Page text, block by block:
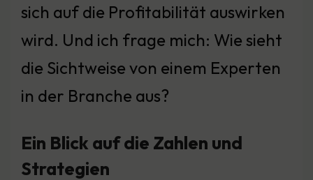
sich auf die Profitabilität auswirken
wird. Und ich frage mich: Wie sieht
die Sichtweise von einem Experten
in der Branche aus?
Ein Blick auf die Zahlen und
Strategien